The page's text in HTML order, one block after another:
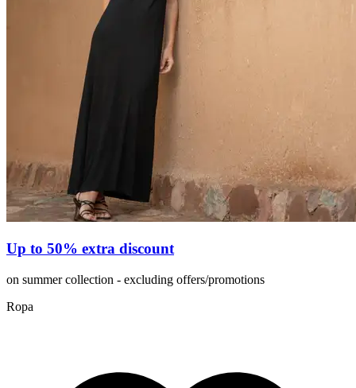
Up to 50% extra discount
on summer collection - excluding offers/promotions
Ropa